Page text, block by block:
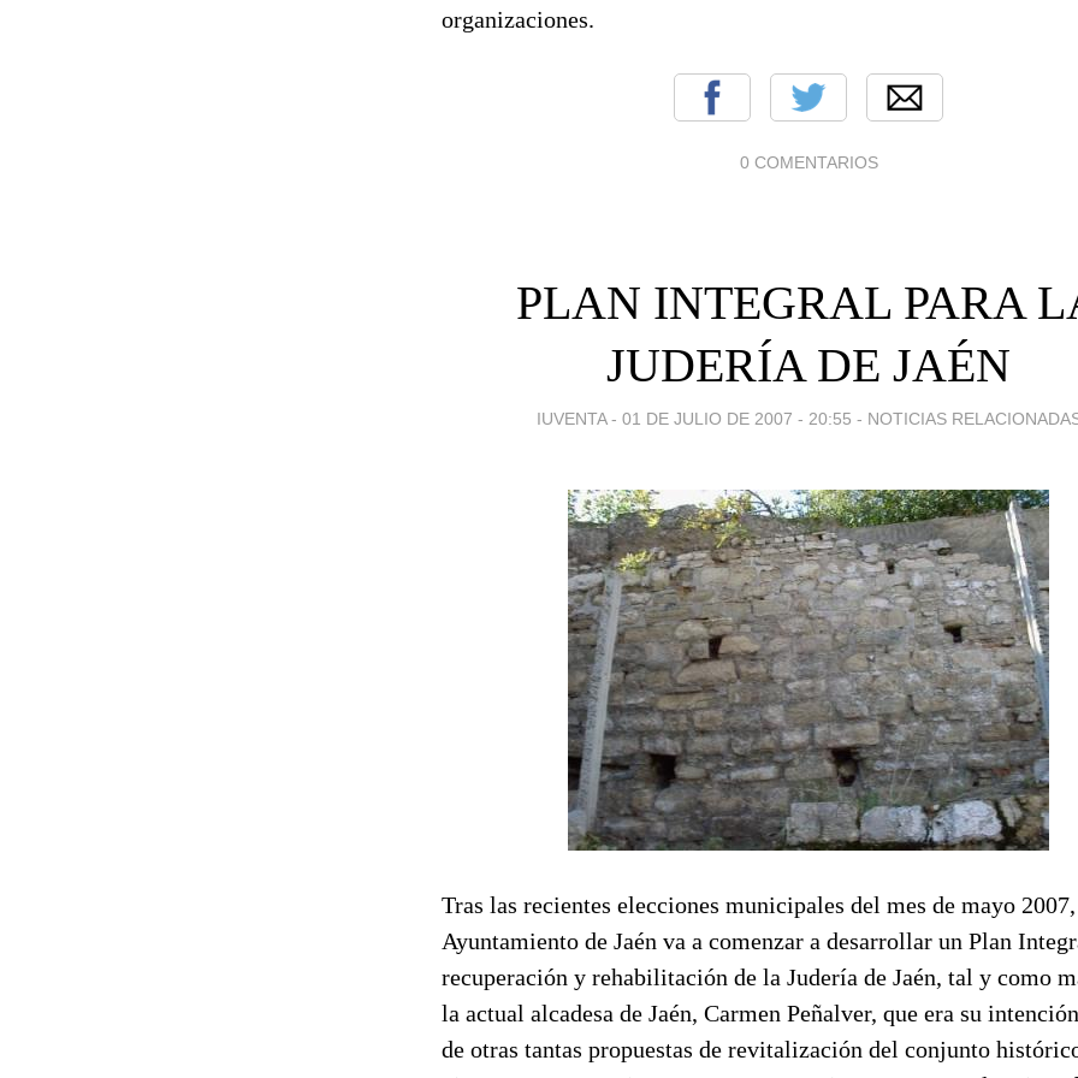
organizaciones.
0 COMENTARIOS
PLAN INTEGRAL PARA
JUDERÍA DE JAÉN
IUVENTA - 01 DE JULIO DE 2007 - 20:55 - NOTICIAS
Tras las recientes elecciones municipales del mes de mayo
Ayuntamiento de Jaén va a comenzar a desarrollar un Plan
recuperación y rehabilitación de la Judería de Jaén, tal y como
la actual alcadesa de Jaén, Carmen Peñalver, que era su
de otras tantas propuestas de revitalización del conjunto